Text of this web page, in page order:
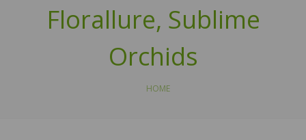
Florallure, Sublime
Orchids
HOME